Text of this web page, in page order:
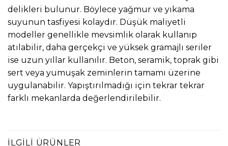
delikleri bulunur. Böylece yağmur ve yıkama
suyunun tasfiyesi kolaydır. Düşük maliyetli
modeller genellikle mevsimlik olarak kullanıp
atılabilir, daha gerçekçi ve yüksek gramajlı seriler
ise uzun yıllar kullanılır. Beton, seramik, toprak gibi
sert veya yumuşak zeminlerin tamamı üzerine
uygulanabilir. Yapıştırılmadığı için tekrar tekrar
farklı mekanlarda değerlendirilebilir.
İLGILI ÜRÜNLER